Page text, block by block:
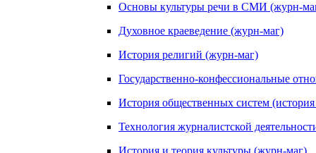
Основы культуры речи в СМИ (журн-
Духовное краеведение (журн-маг)
История религий (журн-маг)
Государственно-конфессиональные
История общественных систем
Технология журналистской